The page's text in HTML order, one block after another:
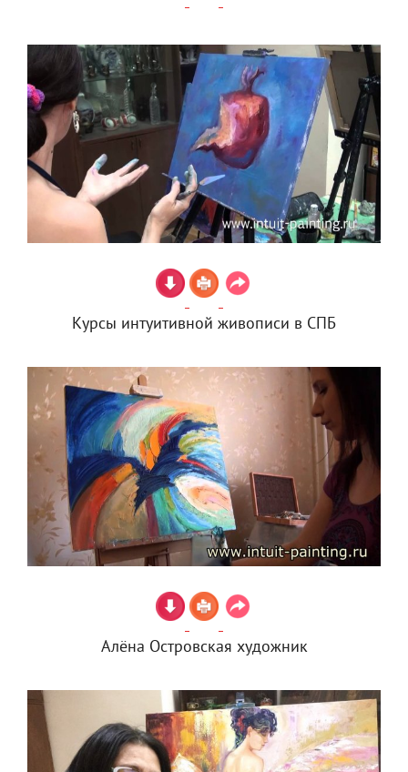
Курсы интуитивной живописи в СПБ
Алёна Островская художник